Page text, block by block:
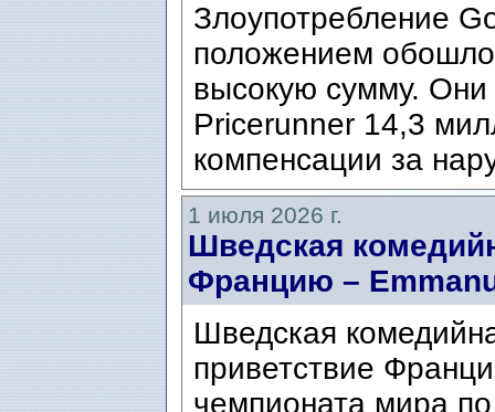
Злоупотребление
положением
высокую сумму. Они
Pricerunner 14,3
компенсации за
1 июля 2026 г.
Шведская
Францию ​​–
Шведская
приветствие
чемпионата мира